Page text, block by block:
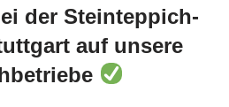
der Steinteppich-
auf unsere